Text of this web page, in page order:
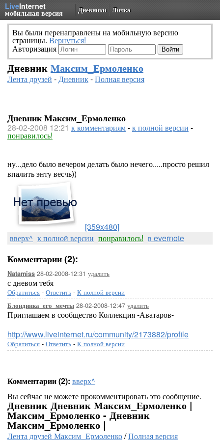
LiveInternet
мобильная версия Дневники Личка
Вы были перенаправлены на мобильную версию
страницы. Вернуться!
Авторизация
Дневник Максим_Ермоленко
Лента друзей -Дневник-Полная версия
Дневник Максим_Ермоленко
28-02-2008 12:21 к комментариям-к полной версии -
понравилось!
ну...дело было вечером делать было нечего.....просто решил
впалить энту весчь))
[359x480]
вверх^ к полной версии понравилось! в evernote
Комментарии (2):
Natamiss 28-02-2008-12:31 удалить
с дневом тебя
Обратиться - Ответить - К полной версии
Блондинка_его_мечты 28-02-2008-12:47 удалить
Приглашаем в сообщество Коллекция -Аватаров-
http://www.liveinternet.ru/community/2173882/profile
Обратиться - Ответить - К полной версии
Комментарии (2): вверх^
Вы сейчас не можете прокомментировать это сообщение.
Дневник Дневник Максим_Ермоленко |
Максим_Ермоленко - Дневник
Максим_Ермоленко |
Лента друзей Максим_Ермоленко/Полная версия